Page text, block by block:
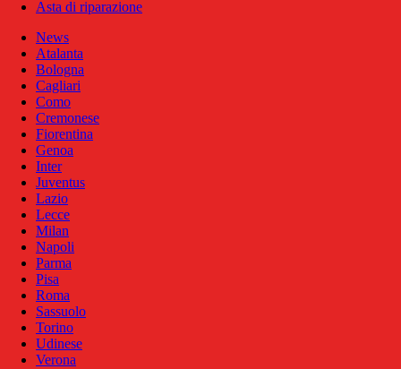
Asta di riparazione
News
Atalanta
Bologna
Cagliari
Como
Cremonese
Fiorentina
Genoa
Inter
Juventus
Lazio
Lecce
Milan
Napoli
Parma
Pisa
Roma
Sassuolo
Torino
Udinese
Verona